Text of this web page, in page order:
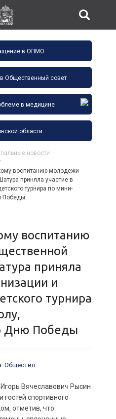
в ОПМО
Общественный совет
в медицине
области
новости
воспитанию молодежи
приняла участие в
турнира по мини-
Победы
воспитанию
приняла
и
турнира
Дню Победы
: Общество
Вячеславович Рысин
гостей спортивного
отметив, что